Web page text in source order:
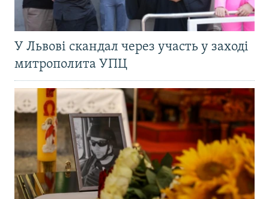
У Львові скандал через участь у заході
митрополита УПЦ